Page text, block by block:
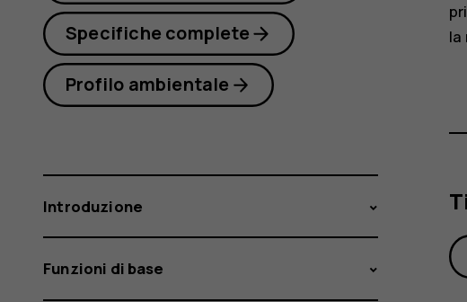
la
Specifiche complete
Profilo ambientale
Introduzione
Funzioni di base